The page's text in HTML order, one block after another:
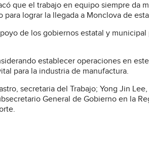
que el trabajo en equipo siempre da
lograr la llegada a Monclova de
de los gobiernos estatal y municipal
establecer operaciones en
para la industria de manufactura.
secretaria del Trabajo; Yong Jin
General de Gobierno en la